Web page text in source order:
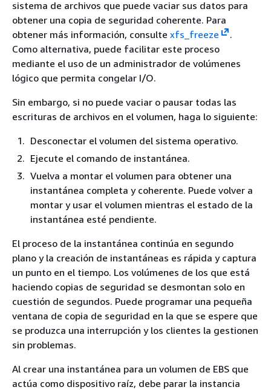
sistema de archivos que puede vaciar sus datos para
obtener una copia de seguridad coherente. Para
obtener más información, consulte xfs_freeze
.
Como alternativa, puede facilitar este proceso
mediante el uso de un administrador de volúmenes
lógico que permita congelar I/O.
Sin embargo, si no puede vaciar o pausar todas las
escrituras de archivos en el volumen, haga lo siguiente:
Desconectar el volumen del sistema operativo.
Ejecute el comando de instantánea.
Vuelva a montar el volumen para obtener una
instantánea completa y coherente. Puede volver a
montar y usar el volumen mientras el estado de la
instantánea esté pendiente.
El proceso de la instantánea continúa en segundo
plano y la creación de instantáneas es rápida y captura
un punto en el tiempo. Los volúmenes de los que está
haciendo copias de seguridad se desmontan solo en
cuestión de segundos. Puede programar una pequeña
ventana de copia de seguridad en la que se espere que
se produzca una interrupción y los clientes la gestionen
sin problemas.
Al crear una instantánea para un volumen de EBS que
actúa como dispositivo raíz, debe parar la instancia